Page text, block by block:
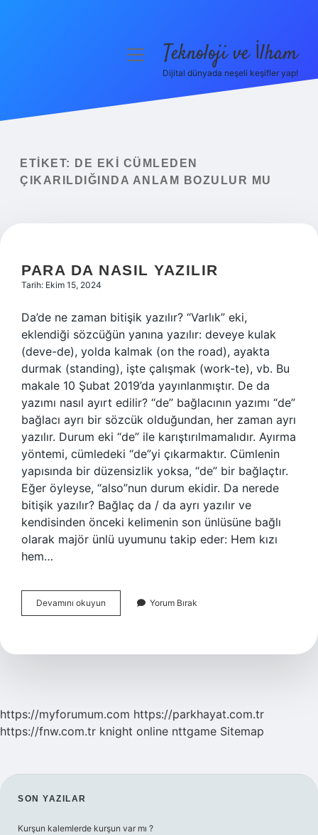
Yasal Uyarı
menüyüTeknoloji ve İlham
Dijital dünyada neşeli keşifler yap!
ETIKET:
DE EKI CÜMLEDEN
ÇIKARILDIĞINDA ANLAM BOZULUR MU
PARA DA NASIL YAZILIR
Tarih: Ekim 15, 2024
Da’de ne zaman bitişik yazılır? “Varlık” eki,
eklendiği sözcüğün yanına yazılır: deveye kulak
(deve-de), yolda kalmak (on the road), ayakta
durmak (standing), işte çalışmak (work-te), vb. Bu
makale 10 Şubat 2019’da yayınlanmıştır. De da
yazımı nasıl ayırt edilir? “de” bağlacının yazımı “de”
bağlacı ayrı bir sözcük olduğundan, her zaman ayrı
yazılır. Durum eki “de” ile karıştırılmamalıdır. Ayırma
yöntemi, cümledeki “de”yi çıkarmaktır. Cümlenin
yapısında bir düzensizlik yoksa, “de” bir bağlaçtır.
Eğer öyleyse, “also”nun durum ekidir. Da nerede
bitişik yazılır? Bağlaç da / da ayrı yazılır ve
kendisinden önceki kelimenin son ünlüsüne bağlı
olarak majör ünlü uyumunu takip eder: Hem kızı
hem…
Devamını okuyun
Da
Yorum Bırak
https://myforumum.com https://parkhayat.com.tr
https://fnw.com.tr knight online nttgame Sitemap
SIDEBAR
SON YAZILAR
Kurşun kalemlerde kurşun var mı ?